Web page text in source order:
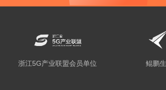
浙江5G产业联盟会员单位 鲲鹏